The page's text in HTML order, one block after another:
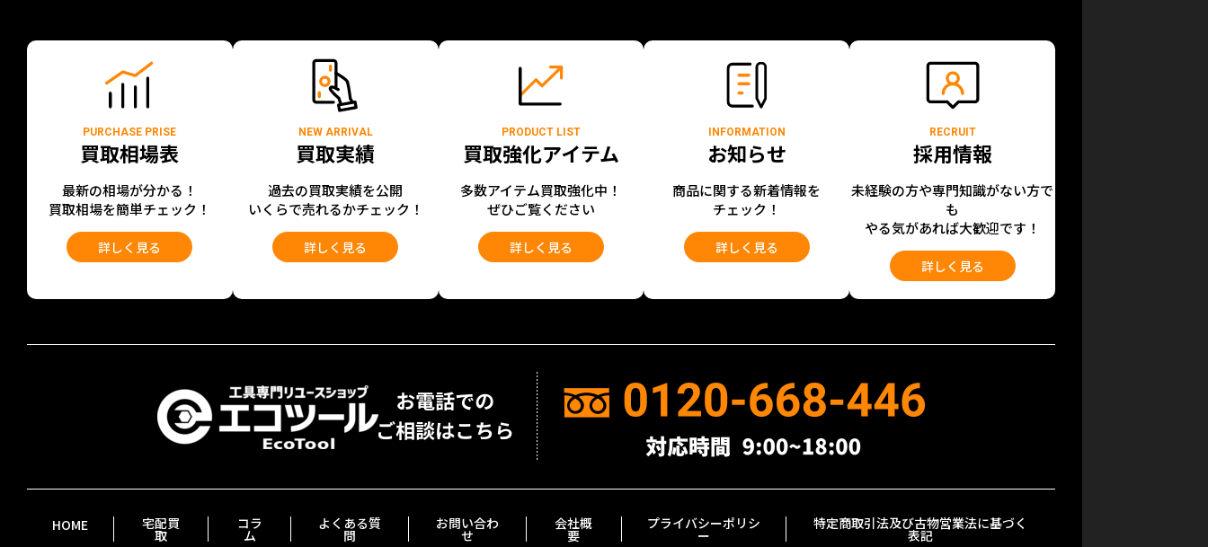
PURCHASE PRISE
買取相場表
最新の相場が分かる！
買取相場を簡単チェック！
詳しく見る
NEW ARRIVAL
買取実績
過去の買取実績を公開
いくらで売れるかチェック！
詳しく見る
PRODUCT LIST
買取強化アイテム
多数アイテム買取強化中！
ぜひご覧ください
詳しく見る
INFORMATION
お知らせ
商品に関する新着情報を
チェック！
詳しく見る
RECRUIT
採用情報
未経験の方や専門知識がない方で
も
やる気があれば大歓迎です！
詳しく見る
HOME 宅配買
取
コラ
ム
よくある質
問
お問い合わ
せ
会社概
要
プライバシーポリシ
ー
特定商取引法及び古物営業法に基づく
表記